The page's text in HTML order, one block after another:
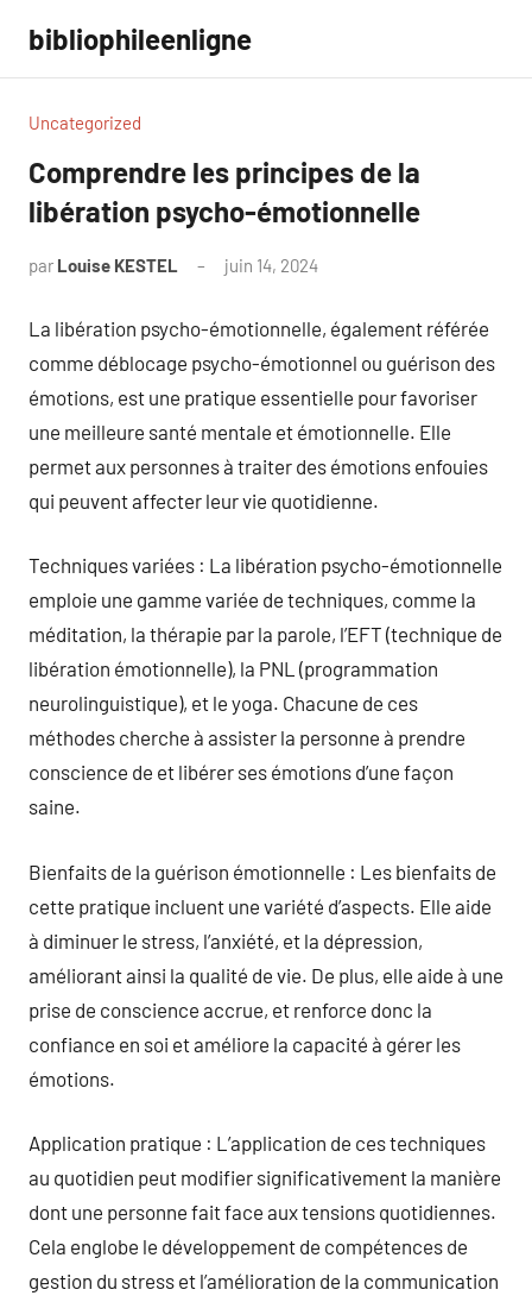
contenu
bibliophileenligne
Uncategorized
Comprendre les principes de la
libération psycho-émotionnelle
par Louise KESTEL juin 14, 2024
La libération psycho-émotionnelle, également référée
comme déblocage psycho-émotionnel ou guérison des
émotions, est une pratique essentielle pour favoriser
une meilleure santé mentale et émotionnelle. Elle
permet aux personnes à traiter des émotions enfouies
qui peuvent affecter leur vie quotidienne.
Techniques variées : La libération psycho-émotionnelle
emploie une gamme variée de techniques, comme la
méditation, la thérapie par la parole, l’EFT (technique de
libération émotionnelle), la PNL (programmation
neurolinguistique), et le yoga. Chacune de ces
méthodes cherche à assister la personne à prendre
conscience de et libérer ses émotions d’une façon
saine.
Bienfaits de la guérison émotionnelle : Les bienfaits de
cette pratique incluent une variété d’aspects. Elle aide
à diminuer le stress, l’anxiété, et la dépression,
améliorant ainsi la qualité de vie. De plus, elle aide à une
prise de conscience accrue, et renforce donc la
confiance en soi et améliore la capacité à gérer les
émotions.
Application pratique : L’application de ces techniques
au quotidien peut modifier significativement la manière
dont une personne fait face aux tensions quotidiennes.
Cela englobe le développement de compétences de
gestion du stress et l’amélioration de la communication